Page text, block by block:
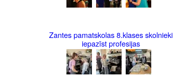
Zantes pamatskolas 8.klases skolnieki
iepazīst profesijas